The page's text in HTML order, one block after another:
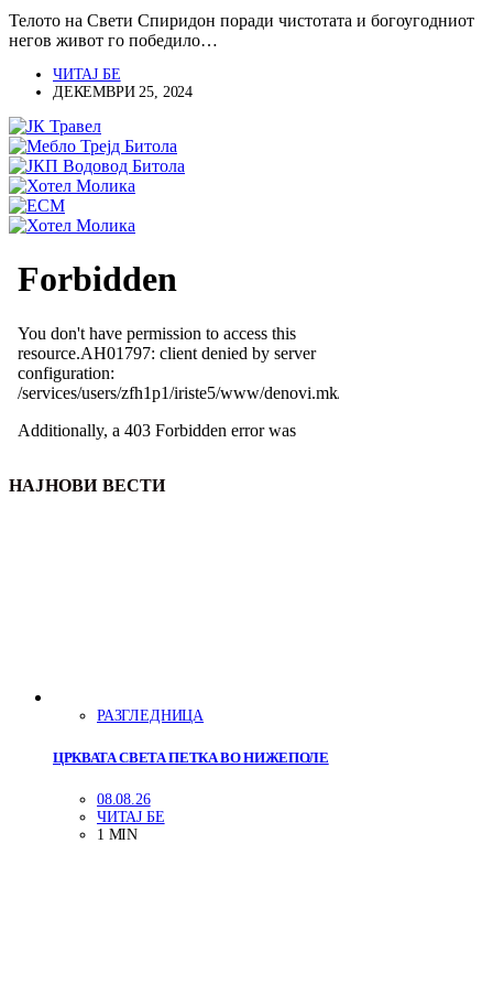
Телото на Свети Спиридон поради чистотата и богоугодниот
негов живот го победило…
ЧИТАЈ БЕ
ДЕКЕМВРИ 25, 2024
НАЈНОВИ ВЕСТИ
РАЗГЛЕДНИЦА
ЦРКВАТА СВЕТА ПЕТКА ВО НИЖЕПОЛЕ
08.08.26
ЧИТАЈ БЕ
1 MIN